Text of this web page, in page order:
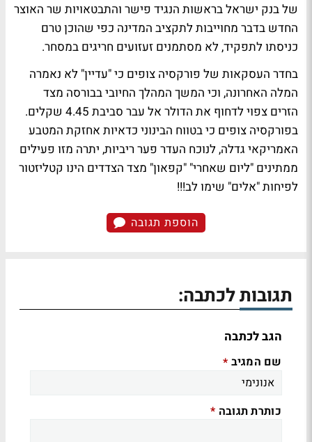
של בנק ישראל בראשות הנגיד פישר והתבטאויות שר האוצר
החדש בדבר מחוייבות לתקציב המדינה כפי שהוכן טרם
כניסתו לתפקיד, לא מסתמנים זעזועים חריגים במסחר.
בחדר העסקאות של פורקסיה צופים כי "עדיין" לא נאמרה
המלה האחרונה, וכי המשך המהלך החיובי בבורסה מצד
הזרים צפוי לדחוף את הדולר אל עבר סביבת 4.45 שקלים.
בפורקסיה צופים כי בטווח הבינוני כדאיות אחזקת המטבע
האמריקאי גדלה, לנוכח העדר פער ריביות, יתרה מזו פעילים
ממתינים "ליום שאחרי" "קפאון" מצד הצדדים הינו קטליזטור
לפיחות "אלים" שימו לב!!!
הוספת תגובה
תגובות לכתבה:
הגב לכתבה
שם המגיב *
כותרת תגובה *